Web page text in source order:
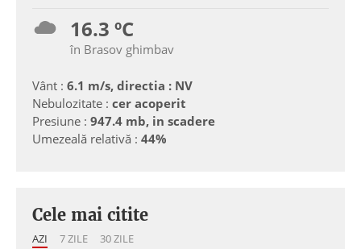
16.3 ºC
în Brasov ghimbav
Vânt : 6.1 m/s, directia : NV
Nebulozitate : cer acoperit
Presiune : 947.4 mb, in scadere
Umezeală relativă : 44%
Cele mai citite
AZI 7 ZILE 30 ZILE